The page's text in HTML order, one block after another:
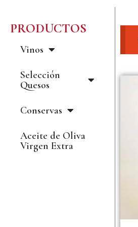
PRODUCTOS
Vinos
Selección
Quesos
Conservas
Aceite de Oliva
Virgen Extra